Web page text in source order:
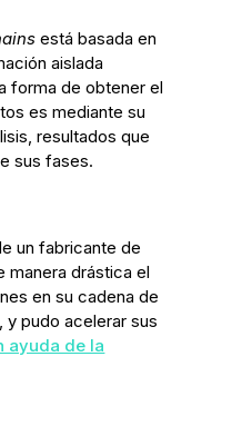
está basada en
aislada
forma de obtener el
es mediante su
resultados que
sus fases.
un fabricante de
manera drástica el
en su cadena de
y pudo acelerar sus
ayuda de la